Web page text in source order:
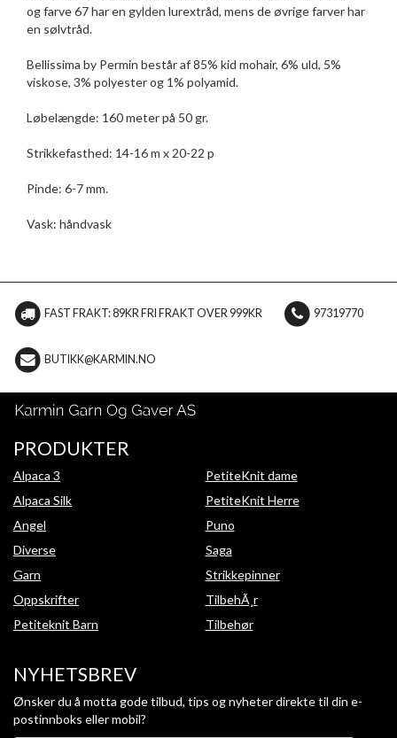
og farve 67 har en gylden lurextråd, mens de øvrige farver har
en sølvtråd.
Bellissima by Permin består af 85% kid mohair, 6% uld, 5%
viskose, 3% polyester og 1% polyamid.
Løbelængde: 160 meter på 50 gr.
Strikkefasthed: 14-16 m x 20-22 p
Pinde: 6-7 mm.
Vask: håndvask
FAST FRAKT: 89KR FRI FRAKT OVER 999KR 97319770
BUTIKK@KARMIN.NO
PRODUKTER
Alpaca 3
Alpaca Silk
Angel
Diverse
Garn
Oppskrifter
Petiteknit Barn
PetiteKnit dame
PetiteKnit Herre
Puno
Saga
Strikkepinner
TilbehÃ¸r
Tilbehør
NYHETSBREV
Ønsker du å motta gode tilbud, tips og nyheter direkte til din e-
postinnboks eller mobil?